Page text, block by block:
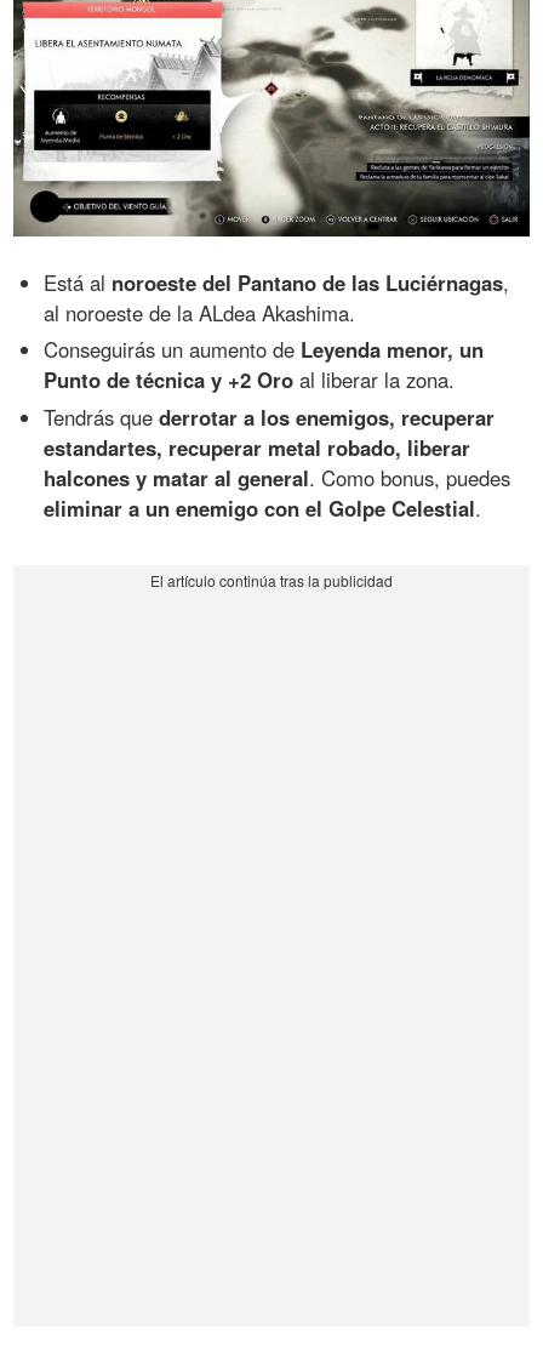
Está al noroeste del Pantano de las Luciérnagas,
al noroeste de la ALdea Akashima.
Conseguirás un aumento de Leyenda menor, un
Punto de técnica y +2 Oro al liberar la zona.
Tendrás quederrotar a los enemigos, recuperar
estandartes, recuperar metal robado, liberar
halcones y matar al general. Como bonus, puedes
eliminar a un enemigo con el Golpe Celestial.